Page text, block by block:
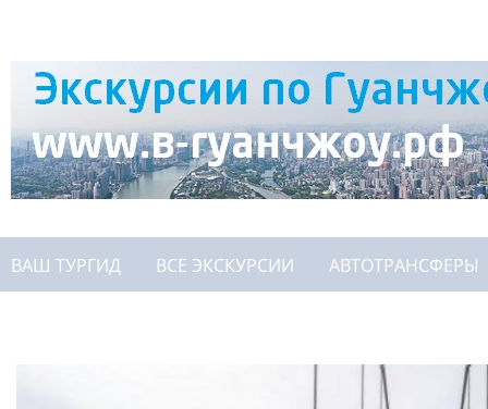
ВАШ ТУРГИД ВСЕ ЭКСКУРСИИ АВТОТРАНСФЕРЫ